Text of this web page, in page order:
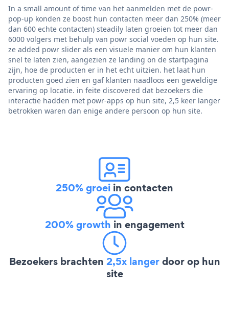
In a small amount of time van het aanmelden met de powr-
pop-up konden ze boost hun contacten meer dan 250% (meer
dan 600 echte contacten) steadily laten groeien tot meer dan
6000 volgers met behulp van powr social voeden op hun site.
ze added powr slider als een visuele manier om hun klanten
snel te laten zien, aangezien ze landing on de startpagina
zijn, hoe de producten er in het echt uitzien. het laat hun
producten goed zien en gaf klanten naadloos een geweldige
ervaring op locatie. in feite discovered dat bezoekers die
interactie hadden met powr-apps op hun site, 2,5 keer langer
betrokken waren dan enige andere persoon op hun site.
250% groei in contacten
200% growth in engagement
Bezoekers brachten 2,5x langerdoor op hun
site